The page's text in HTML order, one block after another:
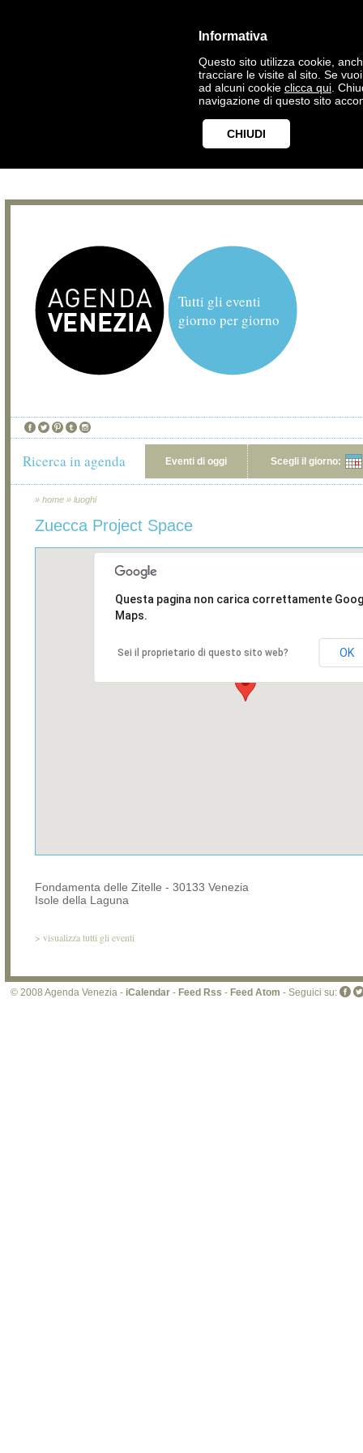
Informativa
Questo sito utilizza cookie,
tracciare le visite al sito. Se
ad alcuni cookie clicca qui .
navigazione di questo sito
CHIUDI
Tutti gli eventi
giorno per giorno
Ricerca in agenda Eventi di oggi Scegli il giorno:
» home » luoghi
Zuecca Project Space
Questa pagina non carica correttamente
Maps.
Sei il proprietario di questo sito web? OK
Fondamenta delle Zitelle - 30133 Venezia
Isole della Laguna
> visualizza tutti gli eventi
© 2008 Agenda Venezia - iCalendar - Feed Rss - Feed Atom - Seguici su: